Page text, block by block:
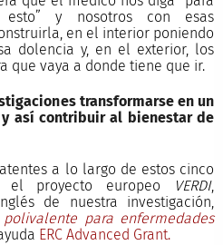
esto” y nosotros con esas
en el interior poniendo
dolencia y, en el exterior, los
que vaya a donde tiene que ir.
transformarse en un
así contribuir al bienestar de
a lo largo de estos cinco
el proyecto europeo
VERDI,
de nuestra investigación,
para enfermedades
ERC Advanced Grant.